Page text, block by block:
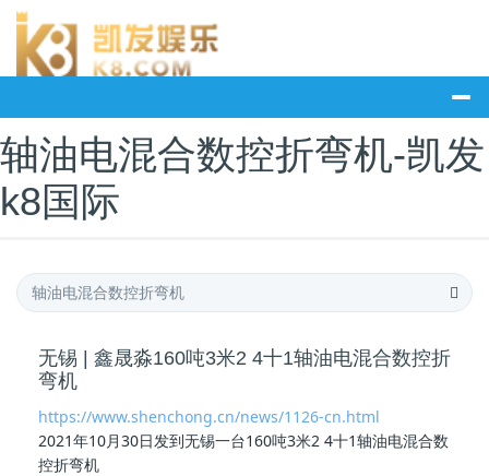
轴油电混合数控折弯机-凯发
k8国际
无锡 | 鑫晟淼160吨3米2 4十1轴油电混合数控折
弯机
https://www.shenchong.cn/news/1126-cn.html
2021年10月30日发到无锡一台160吨3米2 4十1轴油电混合数
控折弯机